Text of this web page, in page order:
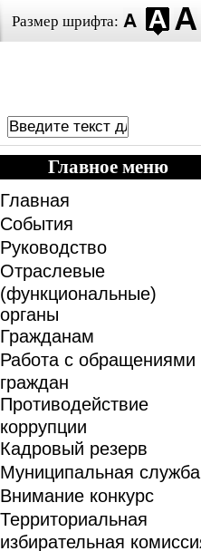
Размер шрифта:
Главное меню
Главная
События
Руководство
Отраслевые
(функциональные)
органы
Гражданам
Работа с обращениями
граждан
Противодействие
коррупции
Кадровый резерв
Муниципальная служба
Внимание конкурс
Территориальная
избирательная